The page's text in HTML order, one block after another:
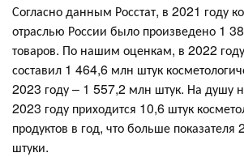
Согласно данным Росстат, в 2021 году
отраслью России было произведено 1
товаров. По нашим оценкам, в 2022 году
составил 1 464,6 млн штук
2023 году – 1 557,2 млн штук. На душу
2023 году приходится 10,6 штук
продуктов в год, что больше
штуки.